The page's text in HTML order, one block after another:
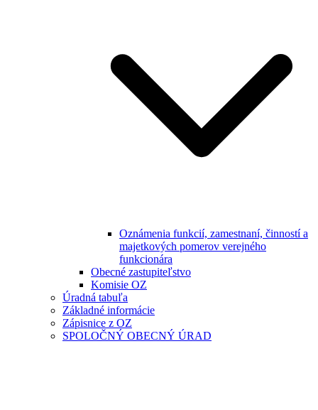
Oznámenia funkcií, zamestnaní, činností a
majetkových pomerov verejného
funkcionára
Obecné zastupiteľstvo
Komisie OZ
Úradná tabuľa
Základné informácie
Zápisnice z OZ
SPOLOČNÝ OBECNÝ ÚRAD